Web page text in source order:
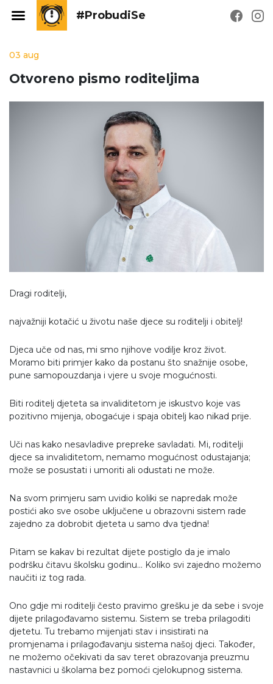
#ProbudiSe
03 aug
Otvoreno pismo roditeljima
Dragi roditelji,
najvažniji kotačić u životu naše djece su roditelji i obitelj!
Djeca uče od nas, mi smo njihove vodilje kroz život.
Moramo biti primjer kako da postanu što snažnije osobe,
pune samopouzdanja i vjere u svoje mogućnosti.
Biti roditelj djeteta sa invaliditetom je iskustvo koje vas
pozitivno mijenja, obogaćuje i spaja obitelj kao nikad prije.
Uči nas kako nesavladive prepreke savladati. Mi, roditelji
djece sa invaliditetom, nemamo mogućnost odustajanja;
može se posustati i umoriti ali odustati ne može.
Na svom primjeru sam uvidio koliki se napredak može
postići ako sve osobe uključene u obrazovni sistem rade
zajedno za dobrobit djeteta u samo dva tjedna!
Pitam se kakav bi rezultat dijete postiglo da je imalo
podršku čitavu školsku godinu... Koliko svi zajedno možemo
naučiti iz tog rada.
Ono gdje mi roditelji često pravimo grešku je da sebe i svoje
dijete prilagođavamo sistemu. Sistem se treba prilagoditi
djetetu. Tu trebamo mijenjati stav i insistirati na
promjenama i prilagođavanju sistema našoj djeci. Također,
ne možemo očekivati da sav teret obrazovanja preuzmu
nastavnici u školama bez pomoći cjelokupnog sistema.